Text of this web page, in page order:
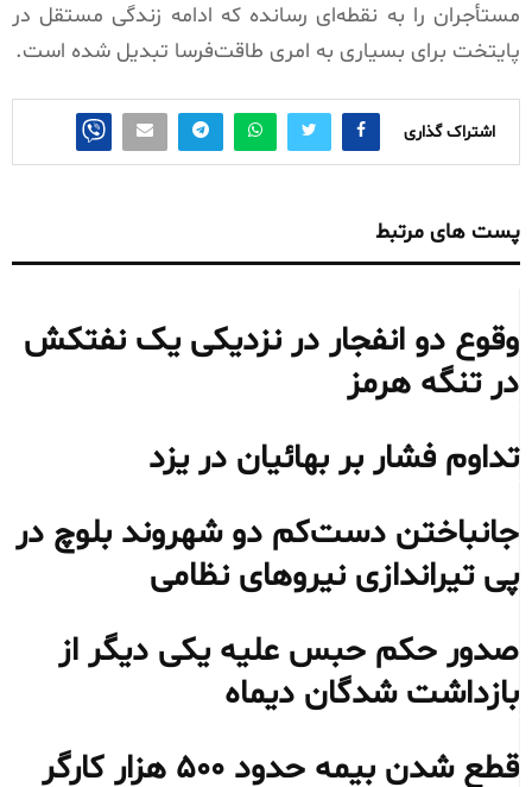
مستأجران را به نقطه‌ای رسانده که ادامه زندگی مستقل در
پایتخت برای بسیاری به امری طاقت‌فرسا تبدیل شده است.
اشتراک گذاری
پست های مرتبط
وقوع دو انفجار در نزدیکی یک نفتکش
در تنگه هرمز
تداوم فشار بر بهائیان در یزد
جانباختن دست‌کم دو شهروند بلوچ در
پی تیراندازی نیروهای نظامی
صدور حکم حبس علیه یکی دیگر از
بازداشت شدگان دیماه
قطع شدن بیمه حدود ۵۰۰ هزار کارگر